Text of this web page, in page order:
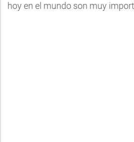
hoy en el mundo son muy